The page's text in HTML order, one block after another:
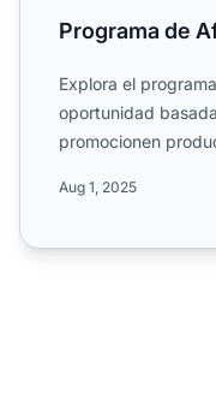
Programa de
Explora el
oportunidad
promocionen
Aug 1, 2025